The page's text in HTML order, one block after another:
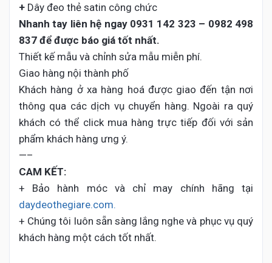
+ Dây đeo thẻ satin công chức
Nhanh tay liên hệ ngay 0931 142 323 – 0982 498
837 để được báo giá tốt nhất.
Thiết kế mẫu và chỉnh sửa mẫu miễn phí.
Giao hàng nội thành phố
Khách hàng ở xa hàng hoá được giao đến tận nơi
thông qua các dịch vụ chuyển hàng. Ngoài ra quý
khách có thể click mua hàng trực tiếp đối với sản
phẩm khách hàng ưng ý.
—–
CAM KẾT:
+ Bảo hành móc và chỉ may chính hãng tại
daydeothegiare.com.
+ Chúng tôi luôn sẵn sàng lắng nghe và phục vụ quý
khách hàng một cách tốt nhất.